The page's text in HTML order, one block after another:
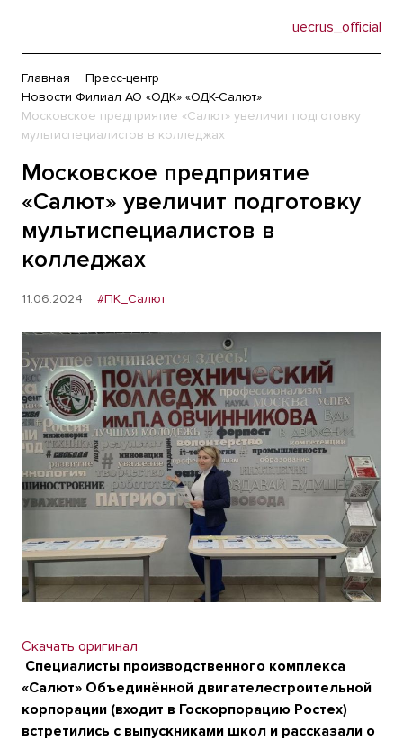
uecrus_official
Главная
Пресс-центр
Новости Филиал АО «ОДК» «ОДК-Салют»
Московское предприятие «Салют» увеличит подготовку
мультиспециалистов в колледжах
Московское предприятие
«Салют» увеличит подготовку
мультиспециалистов в
колледжах
11.06.2024 #ПК_Салют
Скачать оригинал
Специалисты производственного комплекса
«Салют» Объединённой двигателестроительной
корпорации (входит в Госкорпорацию Ростех)
встретились с выпускниками школ и рассказали о